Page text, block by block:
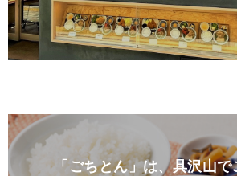
「ごちとん」は、具沢山で